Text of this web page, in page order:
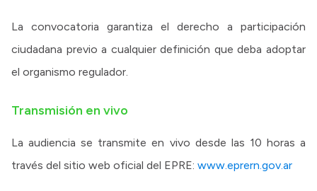
La convocatoria garantiza el derecho a participación
ciudadana previo a cualquier definición que deba adoptar
el organismo regulador.
Transmisión en vivo
La audiencia se transmite en vivo desde las 10 horas a
través del sitio web oficial del EPRE: www.eprern.gov.ar